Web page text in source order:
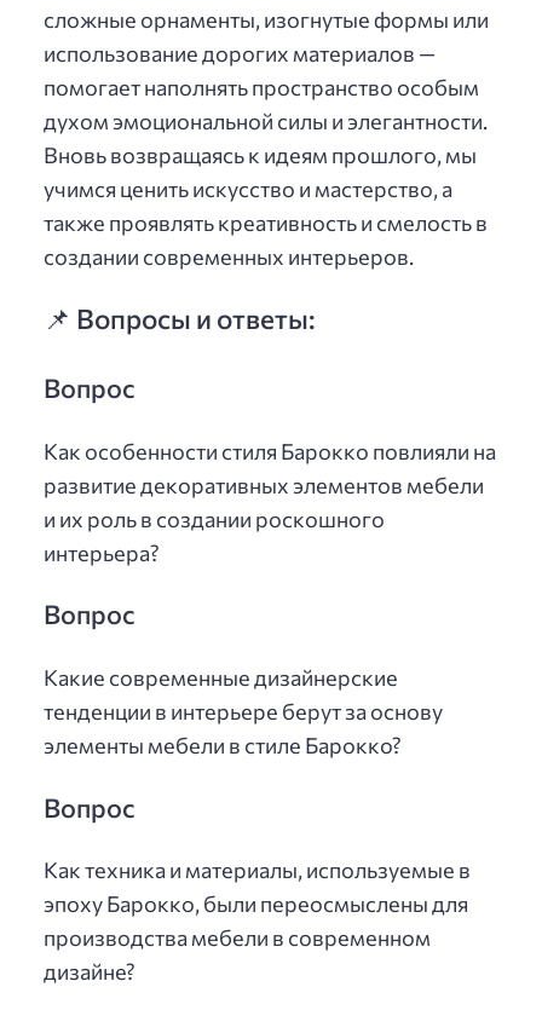
сложные орнаменты, изогнутые формы или
использование дорогих материалов —
помогает наполнять пространство особым
духом эмоциональной силы и элегантности.
Вновь возвращаясь к идеям прошлого, мы
учимся ценить искусство и мастерство, а
также проявлять креативность и смелость в
создании современных интерьеров.
📌 Вопросы и ответы:
Вопрос
Как особенности стиля Барокко повлияли на
развитие декоративных элементов мебели
и их роль в создании роскошного
интерьера?
Вопрос
Какие современные дизайнерские
тенденции в интерьере берут за основу
элементы мебели в стиле Барокко?
Вопрос
Как техника и материалы, используемые в
эпоху Барокко, были переосмыслены для
производства мебели в современном
дизайне?